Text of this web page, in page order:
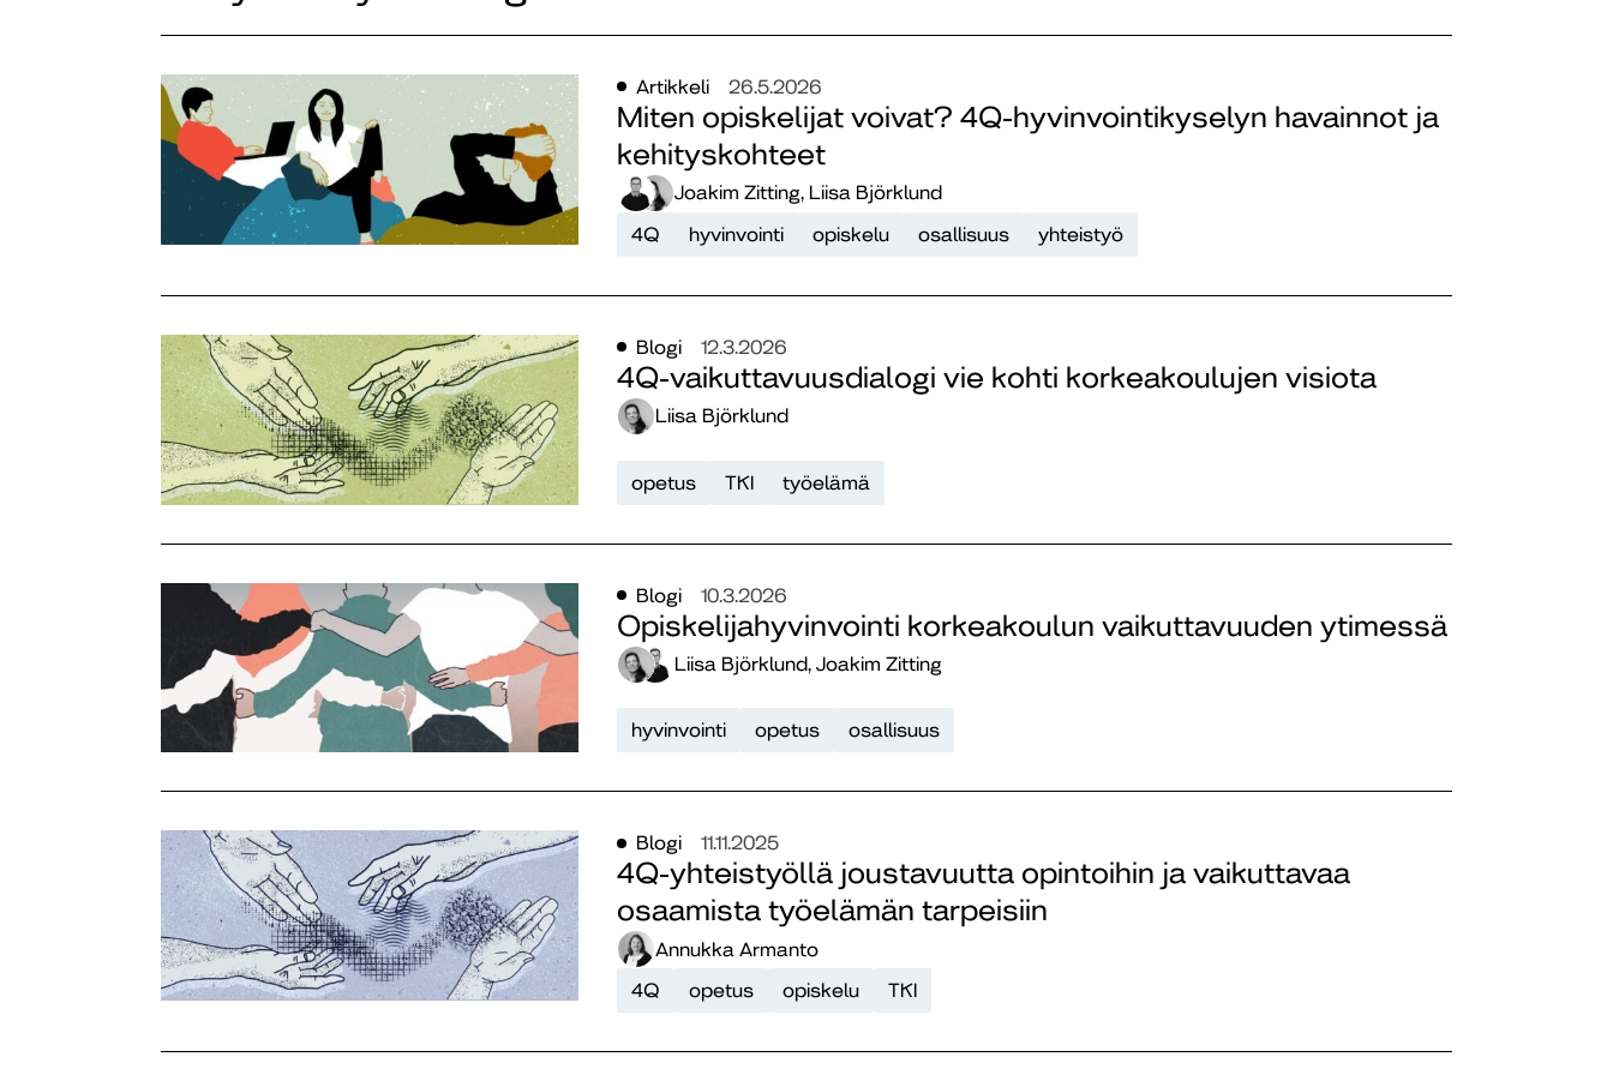
Artikkeli 26.5.2026
Miten opiskelijat voivat? 4Q-hyvinvointikyselyn havainnot ja
kehityskohteet
Joakim Zitting, Liisa Björklund
4Q
hyvinvointi opiskelu osallisuus yhteistyö
Blogi 12.3.2026
4Q-vaikuttavuusdialogi vie kohti korkeakoulujen visiota
Liisa Björklund
opetus TKI työelämä
Blogi 10.3.2026
Opiskelijahyvinvointi korkeakoulun vaikuttavuuden ytimessä
Liisa Björklund, Joakim Zitting
hyvinvointi opetus osallisuus
Blogi 11.11.2025
4Q-yhteistyöllä joustavuutta opintoihin ja vaikuttavaa
osaamista työelämän tarpeisiin
Annukka Armanto
4Q
opetus opiskelu TKI